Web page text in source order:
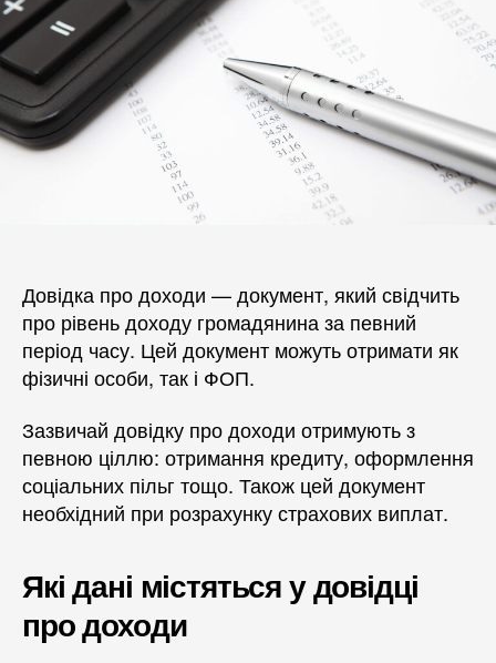
Довідка про доходи — документ, який свідчить
про рівень доходу громадянина за певний
період часу. Цей документ можуть отримати як
фізичні особи, так і ФОП.
Зазвичай довідку про доходи отримують з
певною ціллю: отримання кредиту, оформлення
соціальних пільг тощо. Також цей документ
необхідний при розрахунку страхових виплат.
Які дані містяться у довідці
про доходи